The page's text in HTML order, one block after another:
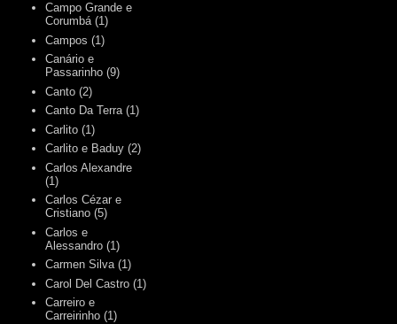
Campo Grande e
Corumbá (1)
Campos (1)
Canário e
Passarinho (9)
Canto (2)
Canto Da Terra (1)
Carlito (1)
Carlito e Baduy (2)
Carlos Alexandre
(1)
Carlos Cézar e
Cristiano (5)
Carlos e
Alessandro (1)
Carmen Silva (1)
Carol Del Castro (1)
Carreiro e
Carreirinho (1)